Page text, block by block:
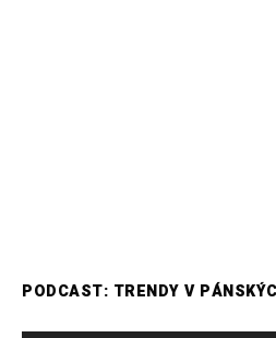
PODCAST: TRENDY V